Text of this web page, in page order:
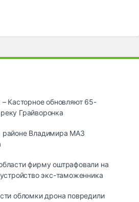
Касторное обновляют 65-
Грайворонка
районе Владимира МАЗ
фирму оштрафовали на
экс-таможенника
обломки дрона повредили